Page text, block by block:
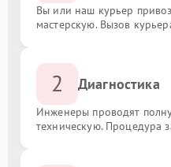
Вы или наш курьер
мастерскую. Вызов
2 Диагностика
Инженеры проводят
техническую. Процедура